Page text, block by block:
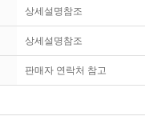
상세설명참조
상세설명참조
판매자 연락처 참고